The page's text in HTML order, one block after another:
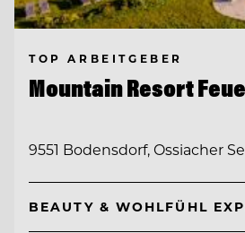
TOP ARBEITGEBER
Mountain Resort
9551 Bodensdorf, Ossiacher
BEAUTY & WOHLFÜHL